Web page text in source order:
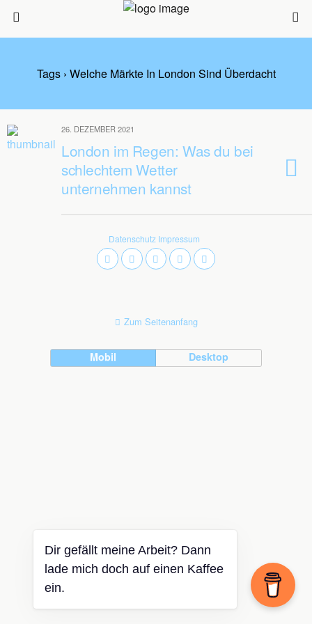
Tags › Welche Märkte In London Sind Überdacht
26. DEZEMBER 2021
London im Regen: Was du bei
schlechtem Wetter
unternehmen kannst
Datenschutz Impressum
Zum Seitenanfang
Mobil Desktop
Dir gefällt meine Arbeit? Dann
lade mich doch auf einen Kaffee
ein.